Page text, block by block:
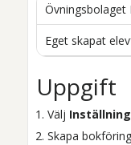
Övningsbolaget
Eget skapat
Uppgift
Välj
Skapa